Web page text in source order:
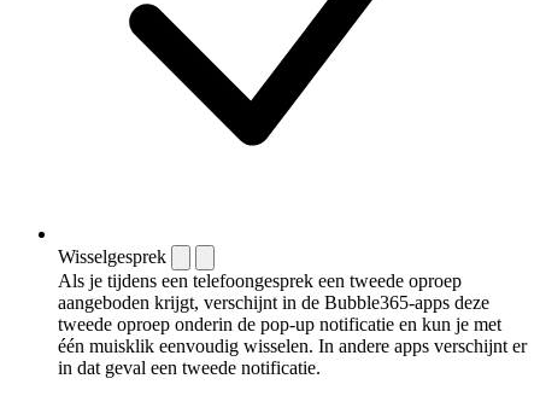
Wisselgesprek
Als je tijdens een telefoongesprek een tweede oproep
aangeboden krijgt, verschijnt in de Bubble365-apps deze
tweede oproep onderin de pop-up notificatie en kun je met
één muisklik eenvoudig wisselen. In andere apps verschijnt er
in dat geval een tweede notificatie.